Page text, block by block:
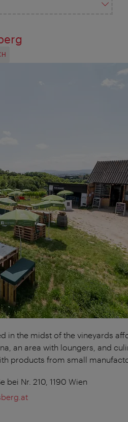
in the midst of the vineyards
an area with loungers, and
products from small
bei Nr. 210, 1190 Wien